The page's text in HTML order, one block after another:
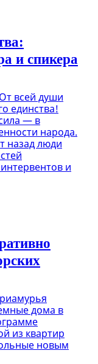
и спикера
всей души
единства!
— в
народа.
назад люди
и
дома в
из квартир
новым